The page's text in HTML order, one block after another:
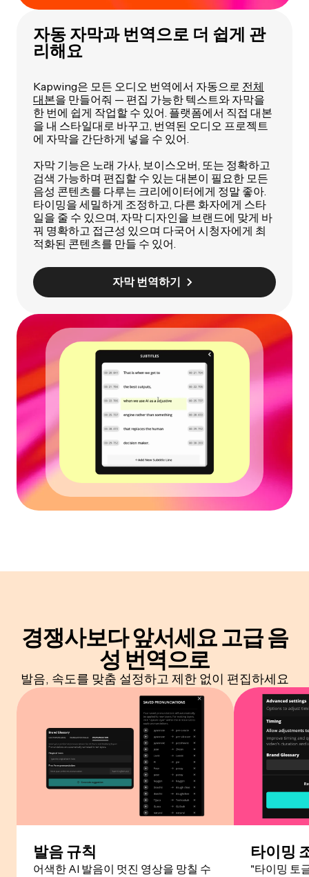
자동 자막과 번역으로 더 쉽게 관
리해요
Kapwing은 모든 오디오 번역에서 자동으로 전체
대본을 만들어줘 — 편집 가능한 텍스트와 자막을
한 번에 쉽게 작업할 수 있어. 플랫폼에서 직접 대본
을 내 스타일대로 바꾸고, 번역된 오디오 프로젝트
에 자막을 간단하게 넣을 수 있어.
자막 기능은 노래 가사, 보이스오버, 또는 정확하고
검색 가능하며 편집할 수 있는 대본이 필요한 모든
음성 콘텐츠를 다루는 크리에이터에게 정말 좋아.
타이밍을 세밀하게 조정하고, 다른 화자에게 스타
일을 줄 수 있으며, 자막 디자인을 브랜드에 맞게 바
꿔 명확하고 접근성 있으며 다국어 시청자에게 최
적화된 콘텐츠를 만들 수 있어.
자막 번역하기
경쟁사보다 앞서세요고급 음
성 번역으로
발음, 속도를 맞춤 설정하고 제한 없이 편집하세요
발음 규칙
어색한 AI 발음이 멋진 영상을 망칠 수
타이밍
"타이밍 토